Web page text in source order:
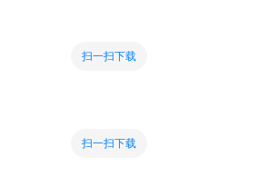
扫一扫下载
扫一扫下载